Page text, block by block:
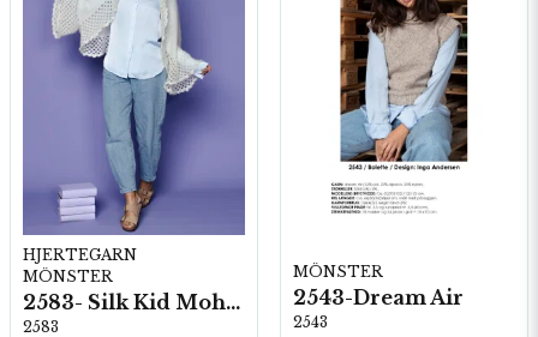
HJERTEGARN
MÖNSTER
2583- Silk Kid Mohair
2583
MÖNSTER
2543-Dream Air
2543